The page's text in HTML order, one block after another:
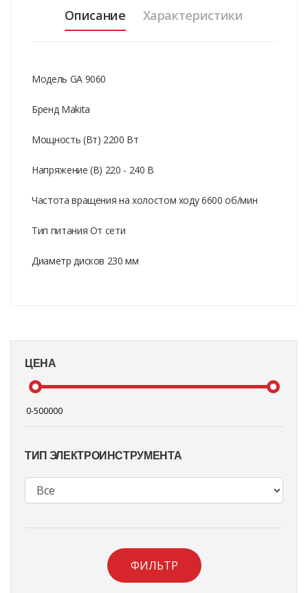
ЦЕНА
ТИП ЭЛЕКТРОИНСТРУМЕНТА
ФИЛЬТР
Описание Характеристики
Модель GA 9060
Бренд Makita
Мощность (Вт) 2200 Вт
Напряжение (В) 220 - 240 В
Частота вращения на холостом ходу 6600 об/мин
Тип питания От сети
Диаметр дисков 230 мм